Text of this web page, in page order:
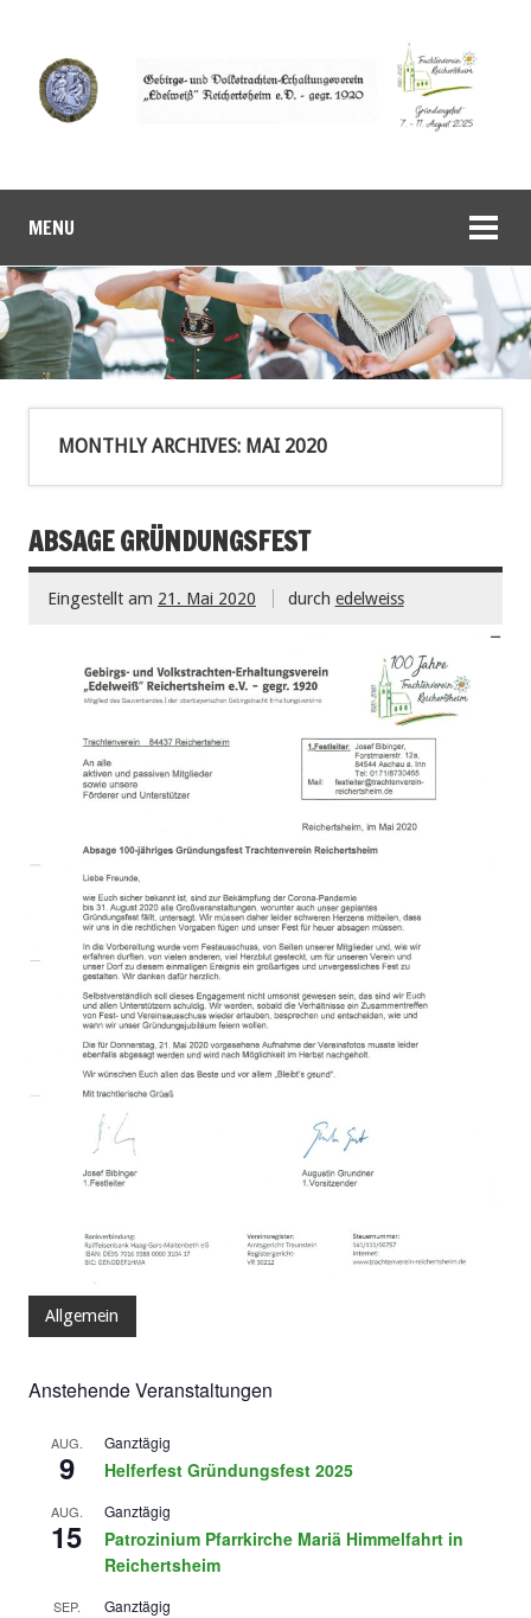
MENU
MONTHLY ARCHIVES: MAI 2020
ABSAGE GRÜNDUNGSFEST
Eingestellt am 21. Mai 2020 durch edelweiss
Allgemein
Anstehende Veranstaltungen
AUG.
9
Ganztägig
Helferfest Gründungsfest 2025
AUG.
15
Ganztägig
Patrozinium Pfarrkirche Mariä Himmelfahrt in
Reichertsheim
SEP. Ganztägig